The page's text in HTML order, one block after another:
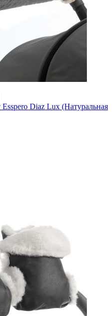
Diaz Lux (Натуральная